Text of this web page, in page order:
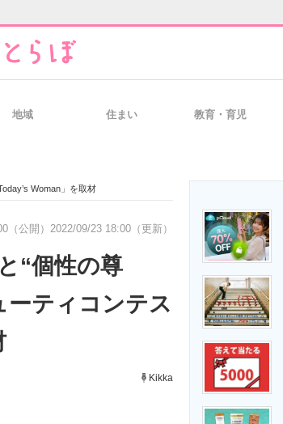
経営リーダーのコミュニティ
技術・比較・事例 製造業のIT導入・活用を支援
エネルギーの専門メディア
地域 住まい 教育・育児
Woman」を取材
（公開） 2022/09/23 18:00（更新）
“個性の尊
ティコンテス
Kikka